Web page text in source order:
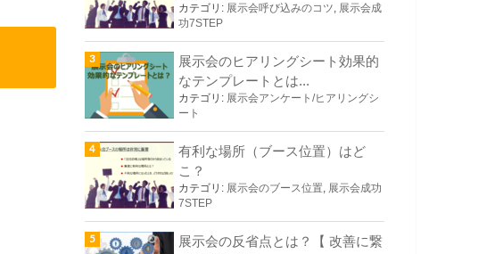
カテゴリ: 展示会呼び込みのコツ
展示会成
功7STEP
展示会のヒアリングシート効果的
なテンプレートとは...
カテゴリ: 展示会アンケート/ヒアリングシ
ート
有利な場所（ブース位置）はど
こ？
カテゴリ: 展示会のブース位置, 展示会成功
7STEP
展示会の反省点とは？【 改善に繋